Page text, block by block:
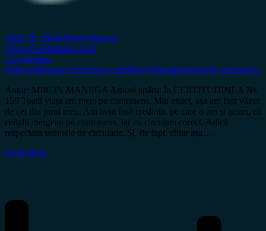
April 30, 2024 Miron Manega
ArhivaCertitudinea print
2 Comments
#MironManegacertitudinea.comMiron ManegaortodoxPe contrasens
Autor: MIRON MANEGA Articol apărut în CERTITUDINEA Nr.
159 Toată viața am mers pe contrasens. Mai exact, așa am fost văzut
de cei din jurul meu. Am avut însă credința, pe care o am și acum, că
ceilalți mergeau pe contrasens, iar eu circulam corect. Adică
respectam semnele de circulație. Și, de fapt, chiar așa…
Read More